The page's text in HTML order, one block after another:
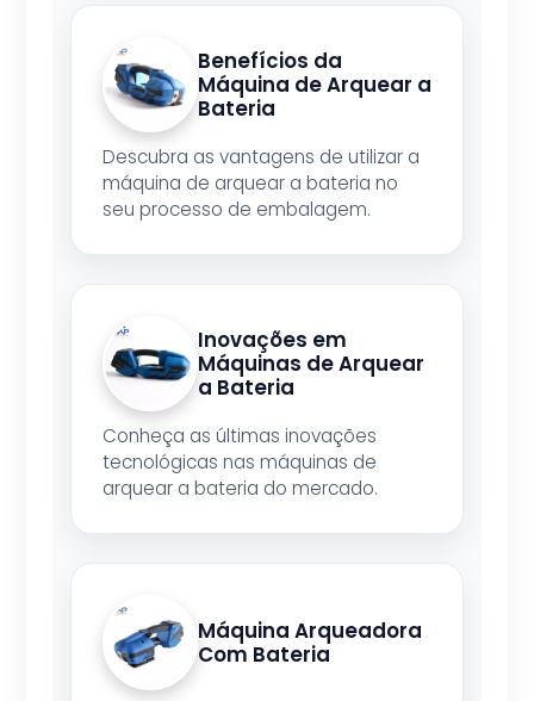
Benefícios da
Máquina de Arquear a
Bateria
Descubra as vantagens de utilizar a
máquina de arquear a bateria no
seu processo de embalagem.
Inovações em
Máquinas de Arquear
a Bateria
Conheça as últimas inovações
tecnológicas nas máquinas de
arquear a bateria do mercado.
Máquina Arqueadora
Com Bateria